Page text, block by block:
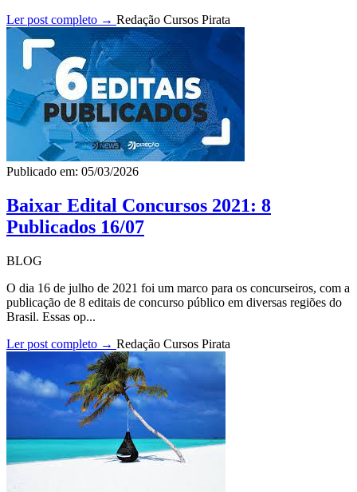
Ler post completo → Redação Cursos Pirata
Publicado em: 05/03/2026
Baixar Edital Concursos 2021: 8
Publicados 16/07
BLOG
O dia 16 de julho de 2021 foi um marco para os concurseiros, com a
publicação de 8 editais de concurso público em diversas regiões do
Brasil. Essas op...
Ler post completo → Redação Cursos Pirata